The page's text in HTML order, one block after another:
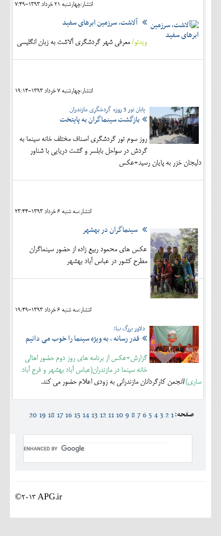
انتشار:چهارشنبه 21 خرداد 1393-7:49
آلاشت، سرزمین ابرهای سفید
ویدئو/معرفی شهر گردشگری آلاشت به زبان انگلیسی
انتشار:چهارشنبه 7 خرداد 1393-19:14
پایان تور 3 روزه گردشگری مازندران
بازگشت سینماگران به پایتخت
روز سوم تور گردشگری اصناف مختلف خانه سینما به
گردش در سواحل بابلسر و گشت دریایی با شناور
دلیجان خزر به پایان رسید+عکس
انتشار:سه شنبه 6 خرداد 1393-23:44
سینماگران در بهشهر
عکس های محمود ربیع زاده از حضور سینماگران
مطرح کشور در عباس آباد بهشهر
انتشار:سه شنبه 6 خرداد 1393-19:49
دلاور بزرگ نیا:
قدر رسانه ، به ویژه سینما را خوب می دانیم
گزارش+عکس از برنامه های روز دوم حضور اهالی
خانه سینما در مازندران(عباس آباد بهشهر و فرح آباد
ساری)/انجمن کارگردانان مازندرانی به زودی اعلام حضور می کند.
صفحه:1
2
3
4
5
6
7
8
9
10
11
12
13
14
15
16
17
18
19
20
©2013 APG.ir